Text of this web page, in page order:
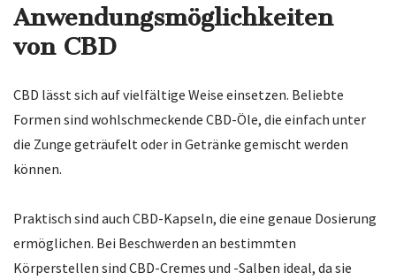
Anwendungsmöglichkeiten
von CBD
CBD lässt sich auf vielfältige Weise einsetzen. Beliebte
Formen sind wohlschmeckende CBD-Öle, die einfach unter
die Zunge geträufelt oder in Getränke gemischt werden
können.
Praktisch sind auch CBD-Kapseln, die eine genaue Dosierung
ermöglichen. Bei Beschwerden an bestimmten
Körperstellen sind CBD-Cremes und -Salben ideal, da sie